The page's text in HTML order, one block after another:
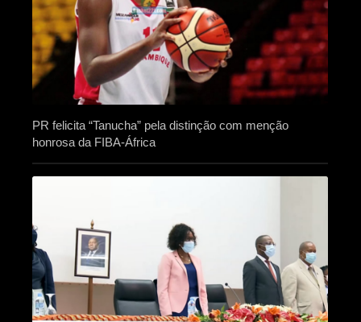
PR felicita “Tanucha” pela distinção com menção
honrosa da FIBA-África